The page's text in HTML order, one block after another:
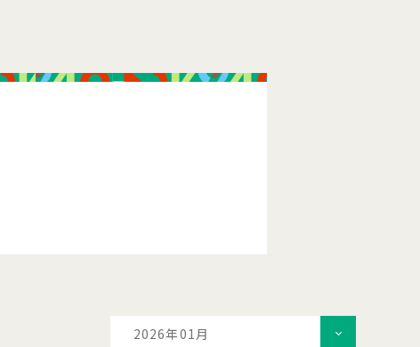
2026年01月